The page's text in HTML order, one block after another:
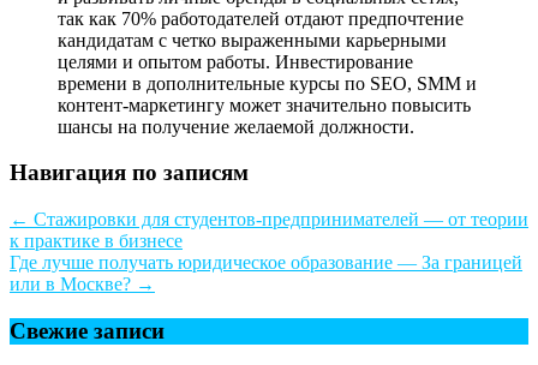
так как 70% работодателей отдают предпочтение
кандидатам с четко выраженными карьерными
целями и опытом работы. Инвестирование
времени в дополнительные курсы по SEO, SMM и
контент-маркетингу может значительно повысить
шансы на получение желаемой должности.
Навигация по записям
← Стажировки для студентов-предпринимателей — от теории
к практике в бизнесе
Где лучше получать юридическое образование — За границей
или в Москве? →
Свежие записи